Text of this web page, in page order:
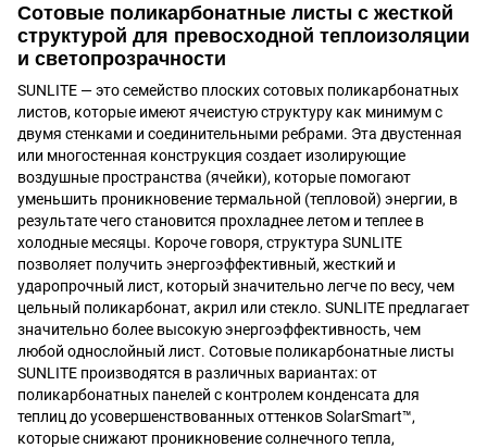
Сотовые поликарбонатные листы с жесткой
структурой для превосходной теплоизоляции
и светопрозрачности
SUNLITE — это семейство плоских сотовых поликарбонатных
листов, которые имеют ячеистую структуру как минимум с
двумя стенками и соединительными ребрами. Эта двустенная
или многостенная конструкция создает изолирующие
воздушные пространства (ячейки), которые помогают
уменьшить проникновение термальной (тепловой) энергии, в
результате чего становится прохладнее летом и теплее в
холодные месяцы. Короче говоря, структура SUNLITE
позволяет получить энергоэффективный, жесткий и
ударопрочный лист, который значительно легче по весу, чем
цельный поликарбонат, акрил или стекло. SUNLITE предлагает
значительно более высокую энергоэффективность, чем
любой однослойный лист. Сотовые поликарбонатные листы
SUNLITE производятся в различных вариантах: от
поликарбонатных панелей с контролем конденсата для
теплиц до усовершенствованных оттенков SolarSmart™,
которые снижают проникновение солнечного тепла,